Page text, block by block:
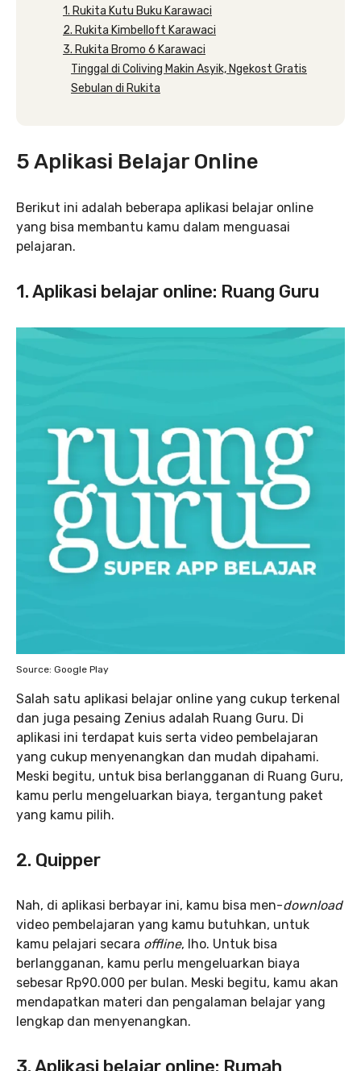
1. Rukita Kutu Buku Karawaci
2. Rukita Kimbelloft Karawaci
3. Rukita Bromo 6 Karawaci
Tinggal di Coliving Makin Asyik, Ngekost Gratis
Sebulan di Rukita
5 Aplikasi Belajar Online
Berikut ini adalah beberapa aplikasi belajar online
yang bisa membantu kamu dalam menguasai
pelajaran.
1. Aplikasi belajar online: Ruang Guru
Source: Google Play
Salah satu aplikasi belajar online yang cukup terkenal
dan juga pesaing Zenius adalah Ruang Guru. Di
aplikasi ini terdapat kuis serta video pembelajaran
yang cukup menyenangkan dan mudah dipahami.
Meski begitu, untuk bisa berlangganan di Ruang Guru,
kamu perlu mengeluarkan biaya, tergantung paket
yang kamu pilih.
2. Quipper
Nah, di aplikasi berbayar ini, kamu bisa men-download
video pembelajaran yang kamu butuhkan, untuk
kamu pelajari secara offline, lho. Untuk bisa
berlangganan, kamu perlu mengeluarkan biaya
sebesar Rp90.000 per bulan. Meski begitu, kamu akan
mendapatkan materi dan pengalaman belajar yang
lengkap dan menyenangkan.